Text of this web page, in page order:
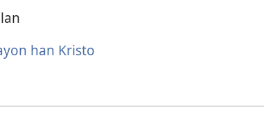
han Kristo